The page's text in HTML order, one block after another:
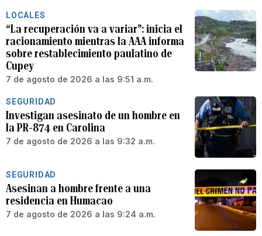
LOCALES
“La recuperación va a variar”: inicia el
racionamiento mientras la AAA informa
sobre restablecimiento paulatino de
Cupey
7 de agosto de 2026 a las 9:51 a.m.
SEGURIDAD
Investigan asesinato de un hombre en
la PR-874 en Carolina
7 de agosto de 2026 a las 9:32 a.m.
SEGURIDAD
Asesinan a hombre frente a una
residencia en Humacao
7 de agosto de 2026 a las 9:24 a.m.